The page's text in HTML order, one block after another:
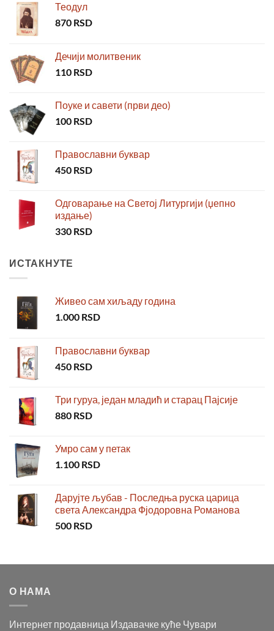
Теодул
870 RSD
Дечији молитвеник
110 RSD
Поуке и савети (први део)
100 RSD
Православни буквар
450 RSD
Одговарање на Светој Литургији (џепно
издање)
330 RSD
ИСТАКНУТЕ
Живео сам хиљаду година
1.000 RSD
Православни буквар
450 RSD
Три гуруа, један младић и старац Пајсије
880 RSD
Умро сам у петак
1.100 RSD
Дарујте љубав - Последња руска царица
света Александра Фјодоровна Романова
500 RSD
О НАМА
Интернет продавница Издавачке куће Чувари